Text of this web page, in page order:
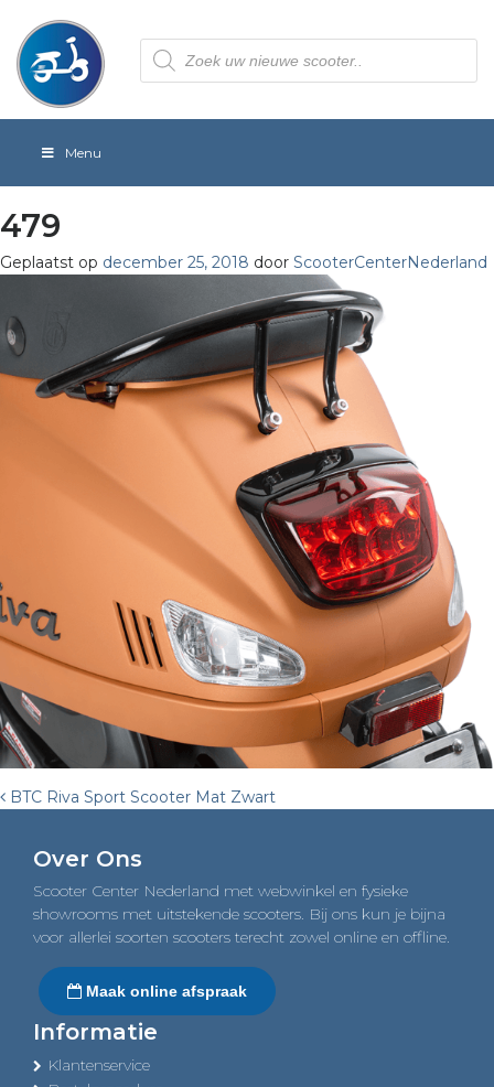
Producten
zoeken
Menu
479
Geplaatst op december 25, 2018 door ScooterCenterNederland
Post
navigation
BTC Riva Sport Scooter Mat Zwart
Over Ons
Scooter Center Nederland met webwinkel en fysieke
showrooms met uitstekende scooters. Bij ons kun je bijna
voor allerlei soorten scooters terecht zowel online en offline.
Maak online afspraak
Informatie
Klantenservice